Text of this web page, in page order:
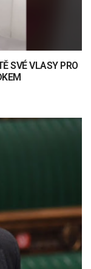
SVÉ VLASY PRO